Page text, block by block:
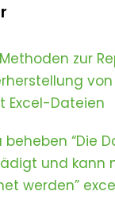
zur
von
Excel-Dateien
beheben “Die
und kann
werden”